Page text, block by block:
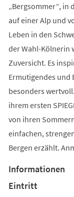
„Bergsommer“, in
auf einer Alp und
Leben in den
der Wahl-Kölnerin
Zuversicht. Es
Ermutigendes und
besonders
ihrem ersten
von ihren
einfachen,
Bergen erzählt.
Informationen
Eintritt